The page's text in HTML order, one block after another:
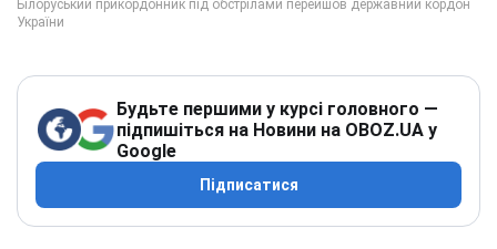
Будьте першими у курсі головного —
підпишіться на Новини на OBOZ.UA у
Google
Підписатися